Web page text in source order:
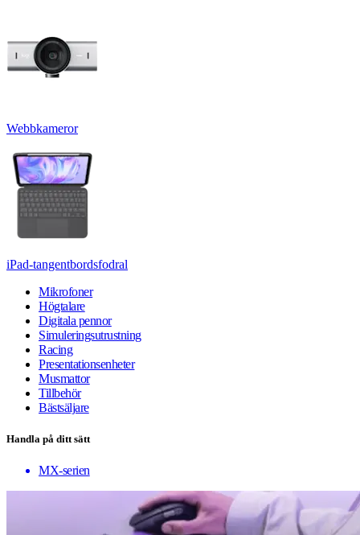
Webbkameror
iPad-tangentbordsfodral
Mikrofoner
Högtalare
Digitala pennor
Simuleringsutrustning
Racing
Presentationsenheter
Musmattor
Tillbehör
Bästsäljare
Handla på ditt sätt
MX-serien